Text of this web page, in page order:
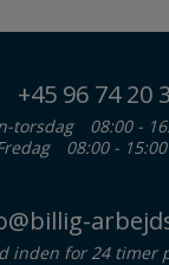
+45 96 74 20
torsdag
08:00 -
08:00 - 15:00
inden for 24 timer